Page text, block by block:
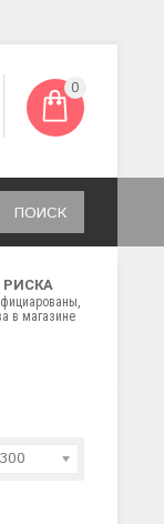
0
ПОИСК
РИСКА
в магазине
300